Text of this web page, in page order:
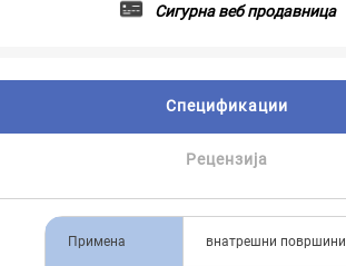
Сигурна веб продавница
Спецификации
Рецензија
Примена внатрешни површини